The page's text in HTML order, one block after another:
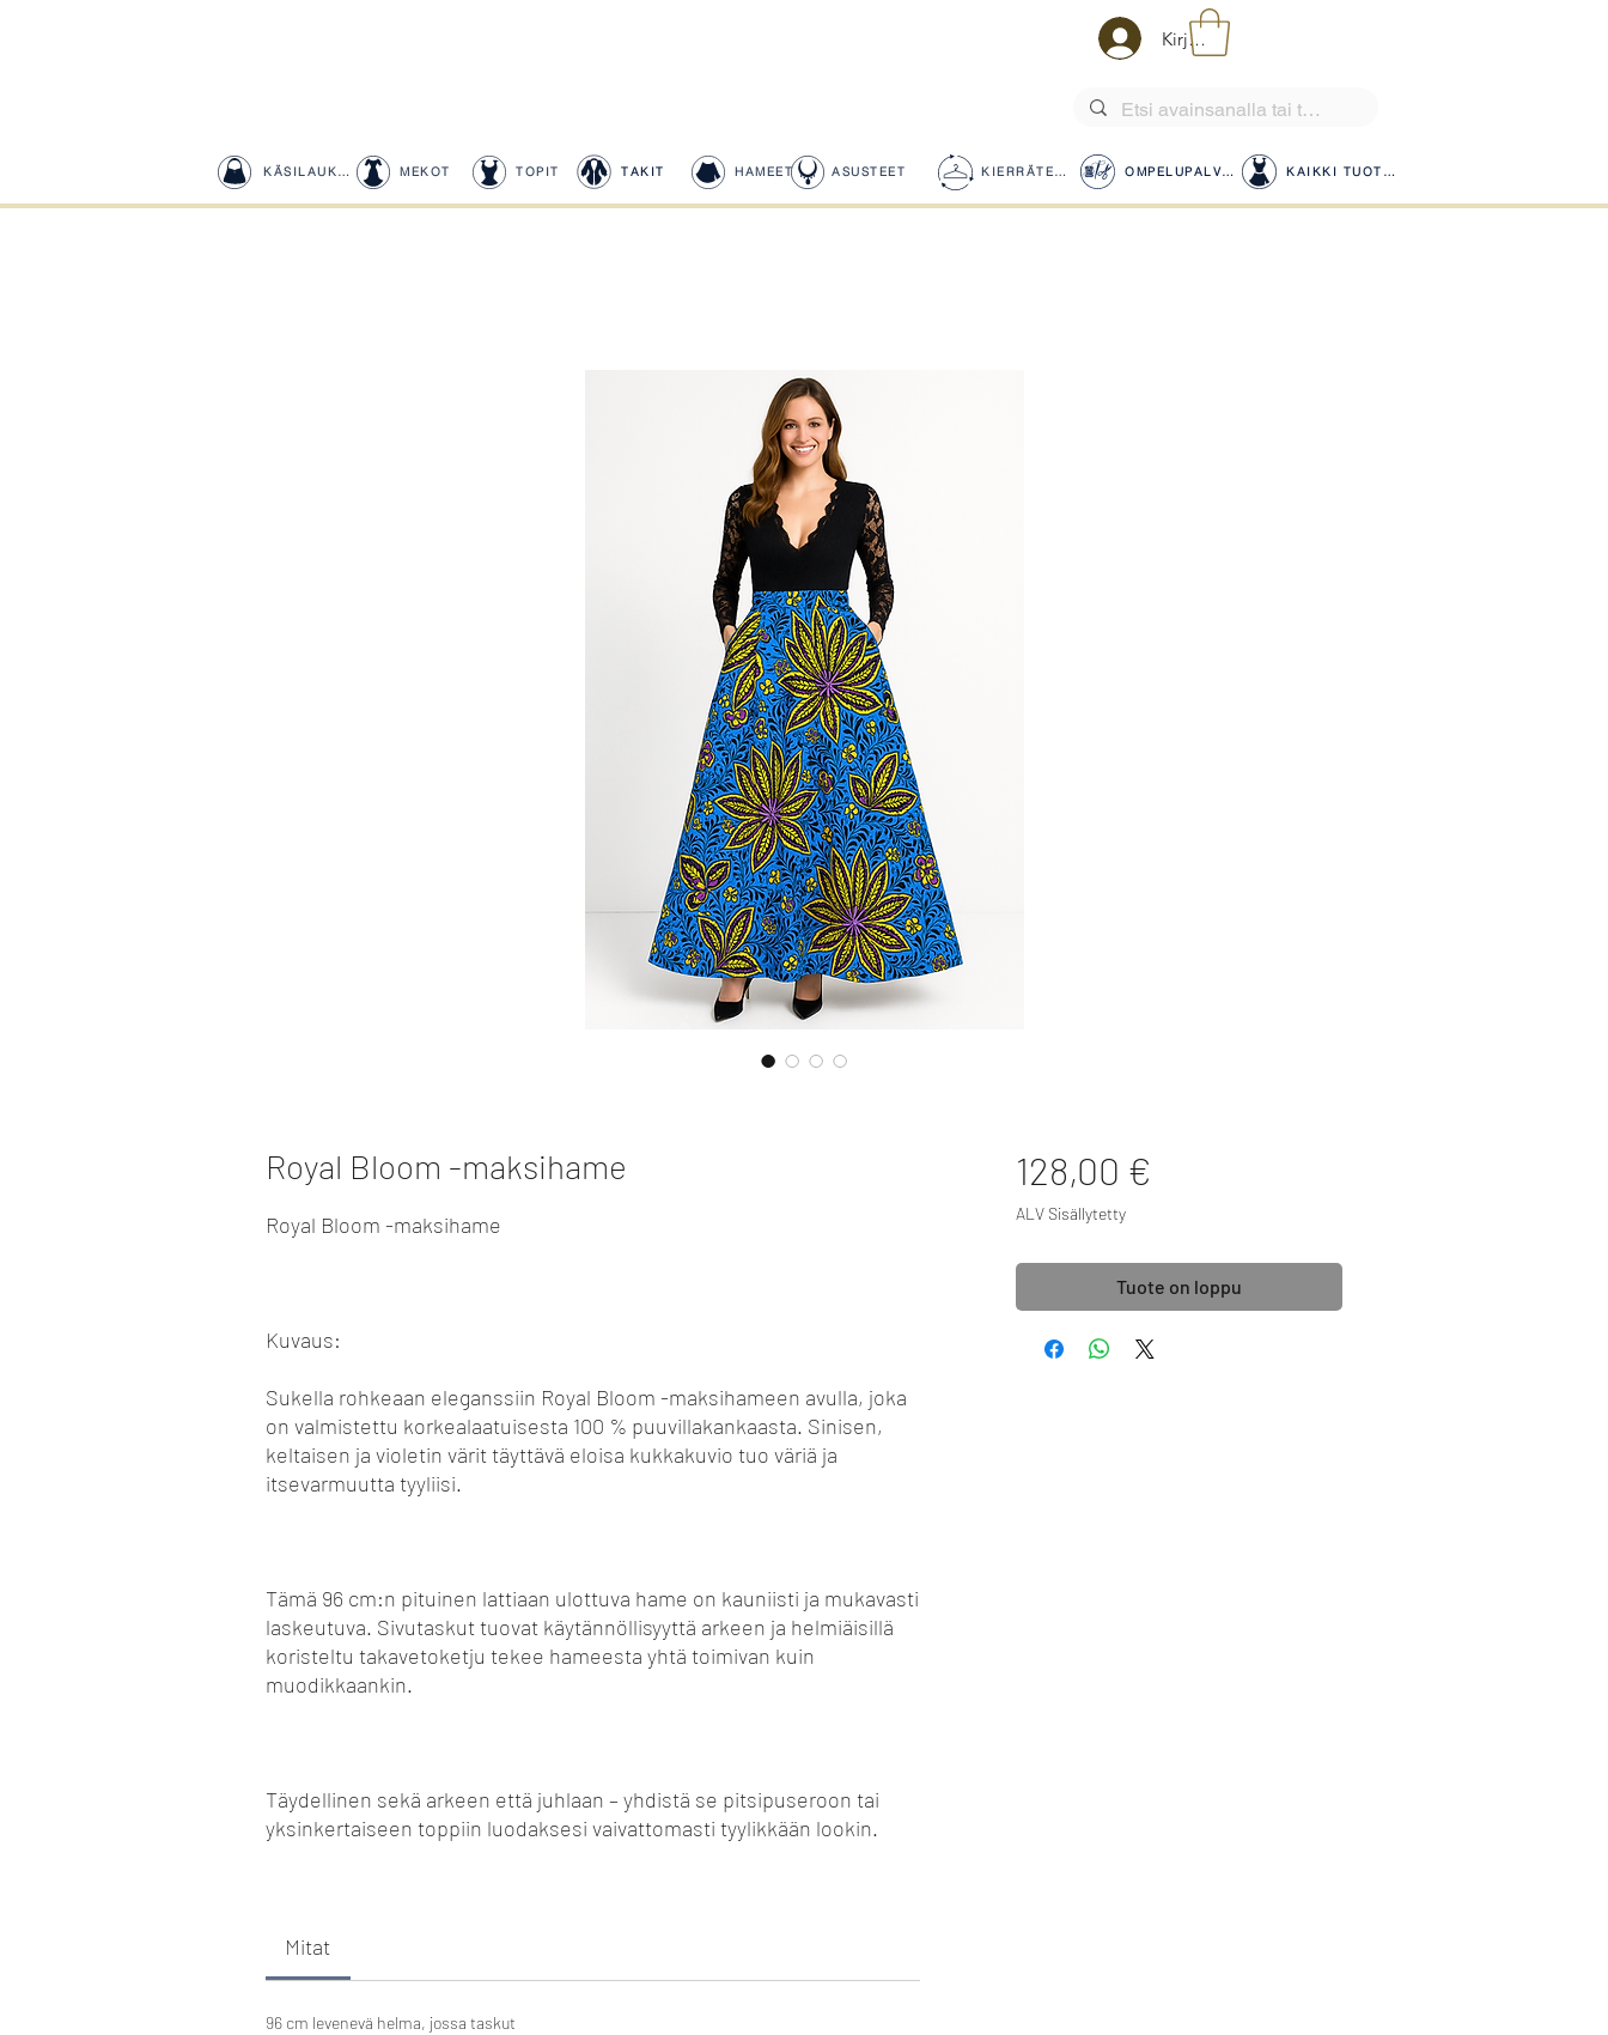
Kirjaudu
KÄSILAUKUT MEKOT TOPIT TAKIT HAMEET ASUSTEET OMPELUPALVELUT KAIKKI TUOTTEET
KIERRÄTETYT
Royal Bloom -maksihame
Royal Bloom -maksihame
Kuvaus:
Sukella rohkeaan eleganssiin Royal Bloom -maksihameen avulla, joka
on valmistettu korkealaatuisesta 100 % puuvillakankaasta. Sinisen,
keltaisen ja violetin värit täyttävä eloisa kukkakuvio tuo väriä ja
itsevarmuutta tyyliisi.
Tämä 96 cm:n pituinen lattiaan ulottuva hame on kauniisti ja mukavasti
laskeutuva. Sivutaskut tuovat käytännöllisyyttä arkeen ja helmiäisillä
koristeltu takavetoketju tekee hameesta yhtä toimivan kuin
muodikkaankin.
Täydellinen sekä arkeen että juhlaan – yhdistä se pitsipuseroon tai
yksinkertaiseen toppiin luodaksesi vaivattomasti tyylikkään lookin.
Mitat
96 cm levenevä helma, jossa taskut
128,00 €
ALV Sisällytetty
Tuote on loppu